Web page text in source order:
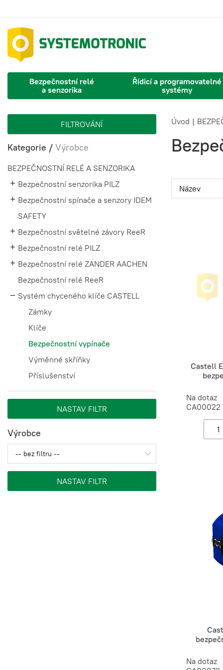
Bezpečnostní relé
a senzorika
Řídicí a programovatelné
systémy
FILTROVÁNÍ
Kategorie / Výrobce
BEZPEČNOSTNÍ RELÉ A SENZORIKA
Bezpečnostní senzorika PILZ
Bezpečnostní spínače a senzory IDEM
SAFETY
Bezpečnostní světelné závory ReeR
Bezpečnostní relé PILZ
Bezpečnostní relé ZANDER AACHEN
Bezpečnostní relé ReeR
Systém chyceného klíče CASTELL
Zámky
Klíče
Bezpečnostní vypínače
Výměnné skříňky
Příslušenství
Výrobce
Úvod |
Castell
Na dotaz
CA00022
Na dotaz